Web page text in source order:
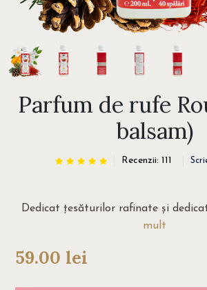
Parfum de rufe
balsam)
Recenzii: 111
Dedicat țesăturilor rafinate și
mult
59.00 lei